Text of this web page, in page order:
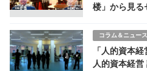
楼」から見る
コラム＆ニュース
「人的資本
人的資本経